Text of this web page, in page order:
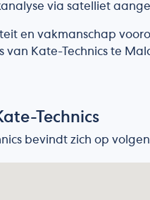
via satelliet
en vakmanschap
van Kate-Technics te
Technics
bevindt zich op